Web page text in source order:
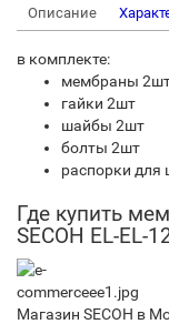
Описание
в комплекте:
мембраны
гайки 2шт
шайбы 2шт
болты 2шт
распорки для
Где купить
SECOH EL-EL-
Магазин SECOH в